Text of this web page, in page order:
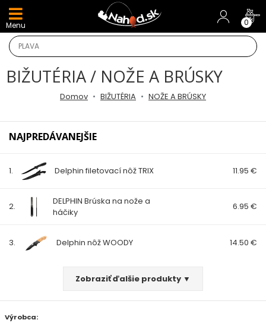
Menu 0
BIŽUTÉRIA / NOŽE A BRÚSKY
Domov BIŽUTÉRIA NOŽE A BRÚSKY
NAJPREDÁVANEJŠIE
1. Delphin filetovací nôž TRIX 11.95 €
2.
DELPHIN Brúska na nože a
háčiky
6.95 €
3. Delphin nôž WOODY 14.50 €
Zobraziť ďalšie produkty ▼
Výrobca:
DARČEKY A AKCIE
TOP AKCIE
Darčeky
AKCIA 1+1
AKCIOVÝ CAMPING